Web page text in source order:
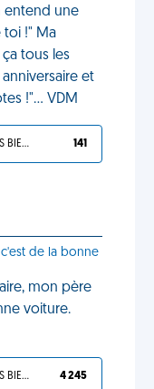
entend une
toi !" Ma
tous les
et
!"... VDM
TU L'AS BIEN MÉRITÉ 141
de la bonne
mon père
voiture.
TU L'AS BIEN MÉRITÉ 4 245